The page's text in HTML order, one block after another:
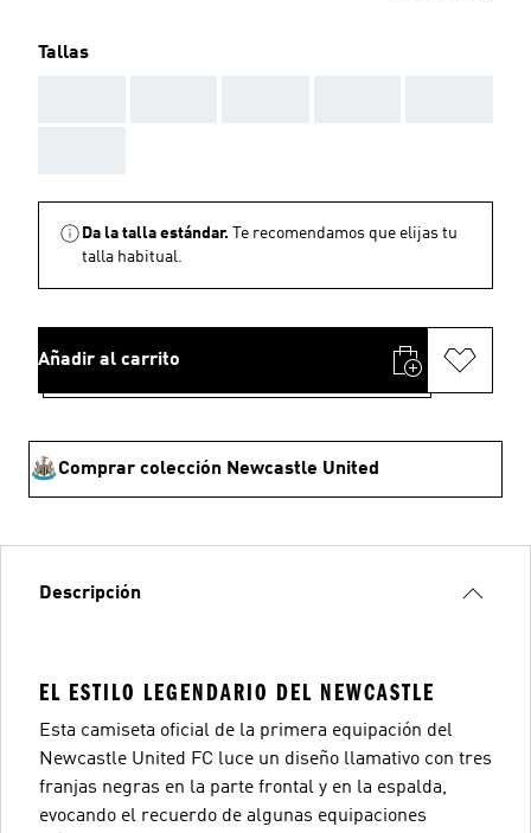
Tallas
Da la talla estándar.
Te recomendamos que elijas tu
talla habitual.
Añadir al carrito
Comprar colección Newcastle United
Descripción
EL ESTILO LEGENDARIO DEL NEWCASTLE
Esta camiseta oficial de la primera equipación del
Newcastle United FC luce un diseño llamativo con tres
franjas negras en la parte frontal y en la espalda,
evocando el recuerdo de algunas equipaciones